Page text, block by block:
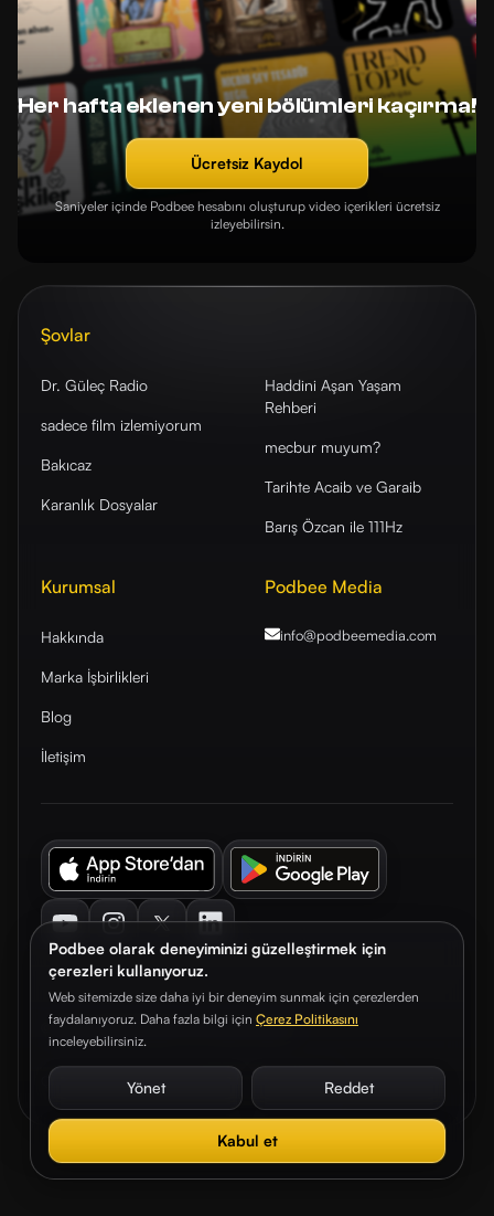
Podbee olarak deneyiminizi güzelleştirmek için
çerezleri kullanıyoruz.
Web sitemizde size daha iyi bir deneyim sunmak için çerezlerden
faydalanıyoruz. Daha fazla bilgi için Çerez Politikasını
inceleyebilirsiniz.
Yönet Reddet
Kabul et
Her hafta eklenen yeni bölümleri kaçırma!
Ücretsiz Kaydol
Saniyeler içinde Podbee hesabını oluşturup video içerikleri ücretsiz
izleyebilirsin.
Şovlar
Dr. Güleç Radio
sadece film izlemiyorum
Bakıcaz
Karanlık Dosyalar
Haddini Aşan Yaşam
Rehberi
mecbur muyum?
Tarihte Acaib ve Garaib
Barış Özcan ile 111Hz
Kurumsal
Hakkında
Marka İşbirlikleri
Blog
İletişim
Podbee Media
info@podbeemedia.com
© 2026. Podbee Media. Tüm hakları saklıdır.
Çerez TercihleriAydınlatma Metni Gizlilik Sözleşmesi